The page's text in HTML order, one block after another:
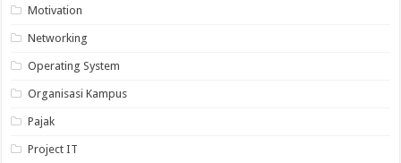
Motivation
Networking
Operating System
Organisasi Kampus
Pajak
Project IT